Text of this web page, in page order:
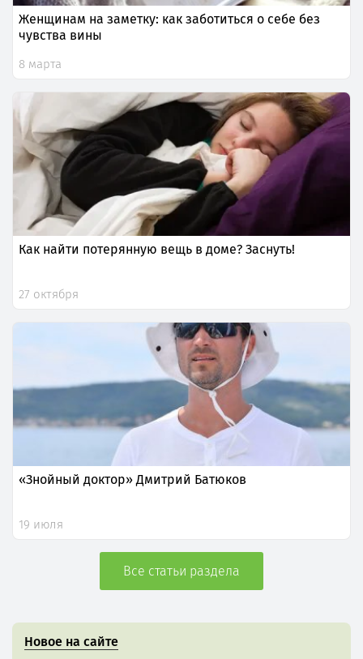
Женщинам на заметку: как заботиться о себе без
чувства вины
8 марта
Как найти потерянную вещь в доме? Заснуть!
27 октября
«Знойный доктор» Дмитрий Батюков
19 июля
Все статьи раздела
Новое на сайте